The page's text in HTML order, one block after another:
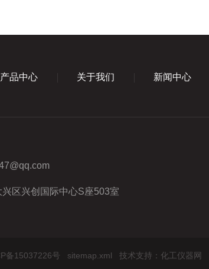
产品中心 关于我们 新闻中心
区兴创国际中心S座503室
备15037226号 sitemap.xml 技术支持： 化工仪器网